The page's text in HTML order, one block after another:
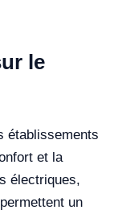
le
établissements
et la
électriques,
un